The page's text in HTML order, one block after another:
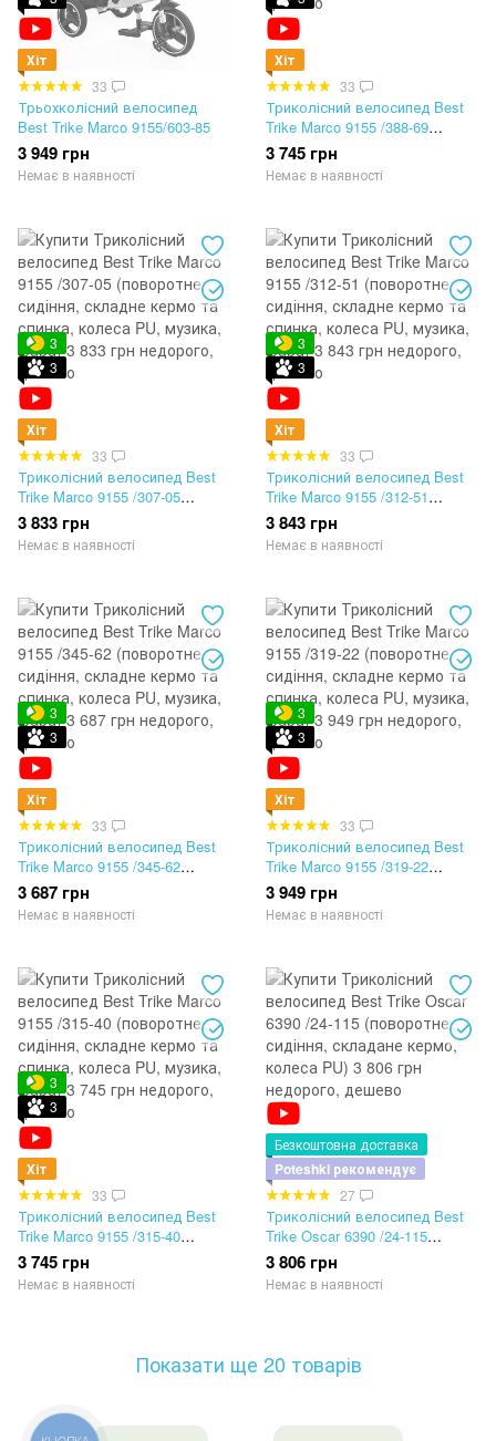
Хіт
33
Трьохколісний велосипед
Best Trike Marco 9155/603-85
3 949 грн
Немає в наявності
Хіт
33
Триколісний велосипед Best
Trike Marco 9155 /388-69
(поворотне сидіння, складне
кермо та спинка, колеса PU,
музика, фара)
3 745 грн
Немає в наявності
3
3
Хіт
33
Триколісний велосипед Best
Trike Marco 9155 /307-05
(поворотне сидіння, складне
кермо та спинка, колеса PU,
музика, фара)
3 833 грн
Немає в наявності
3
3
Хіт
33
Триколісний велосипед Best
Trike Marco 9155 /312-51
(поворотне сидіння, складне
кермо та спинка, колеса PU,
музика, фара)
3 843 грн
Немає в наявності
3
3
Хіт
33
Триколісний велосипед Best
Trike Marco 9155 /345-62
(поворотне сидіння, складне
кермо та спинка, колеса PU,
музика, фара)
3 687 грн
Немає в наявності
3
3
Хіт
33
Триколісний велосипед Best
Trike Marco 9155 /319-22
(поворотне сидіння, складне
кермо та спинка, колеса PU,
музика, фара)
3 949 грн
Немає в наявності
3
3
Хіт
33
Триколісний велосипед Best
Trike Marco 9155 /315-40
(поворотне сидіння, складне
кермо та спинка, колеса PU,
музика, фара)
3 745 грн
Немає в наявності
Безкоштовна доставка
Poteshki рекомендує
27
Триколісний велосипед Best
Trike Oscar 6390 /24-115
(поворотне сидіння, складане
кермо, колеса PU)
3 806 грн
Немає в наявності
Показати ще 20 товарів